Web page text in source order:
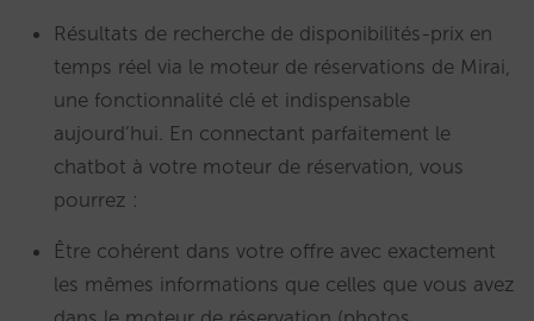
Résultats de recherche de disponibilités-prix en
temps réel via le moteur de réservations de Mirai,
une fonctionnalité clé et indispensable
aujourd’hui. En connectant parfaitement le
chatbot à votre moteur de réservation, vous
pourrez :
Être cohérent dans votre offre avec exactement
les mêmes informations que celles que vous avez